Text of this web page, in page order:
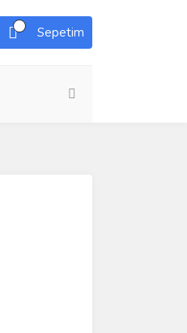
Sepetim